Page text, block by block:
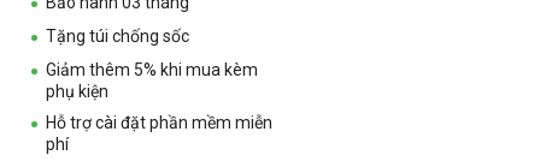
Tặng túi chống sốc
Giảm thêm 5% khi mua kèm
phụ kiện
Hỗ trợ cài đặt phần mềm miễn
phí